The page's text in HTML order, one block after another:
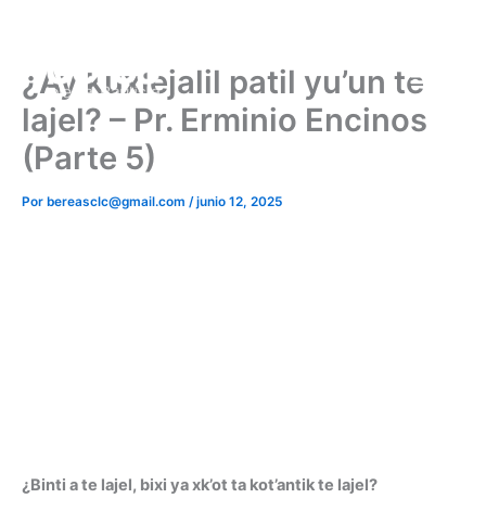
¿Ay kuxlejalil patil yu’un te
lajel? – Pr. Erminio Encinos
(Parte 5)
Por bereasclc@gmail.com /junio 12, 2025
¿Binti a te lajel, bixi ya xk’ot ta kot’antik te lajel?